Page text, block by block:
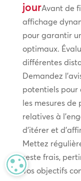
jourAvant de
affichage
pour garantir
optimaux.
différentes
Demandez
potentiels pour
les mesures de
relatives à
d’itérer et
Mettez
reste frais,
vos objectifs
MANAGE